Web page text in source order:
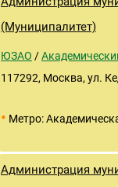
(Муниципалитет)
ЮЗАО /
117292, Москва, ул.
• Метро:
Администрация